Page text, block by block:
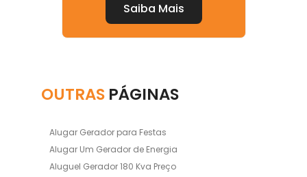
Saiba Mais
OUTRAS PÁGINAS
Alugar Gerador para Festas
Alugar Um Gerador de Energia
Aluguel Gerador 180 Kva Preço